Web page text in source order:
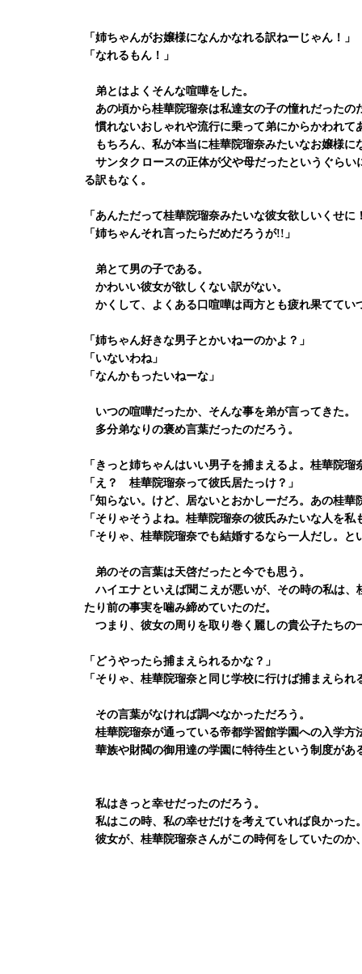
「姉ちゃんがお嬢様になんかなれる訳ねーじゃん！」
「なれるもん！」
弟とはよくそんな喧嘩をした。
あの頃から桂華院瑠奈は私達女の子の憧れだったの
慣れないおしゃれや流行に乗って弟にからかわれて
もちろん、私が本当に桂華院瑠奈みたいなお嬢様に
サンタクロースの正体が父や母だったというぐらい
る訳もなく。
「あんただって桂華院瑠奈みたいな彼女欲しいくせに
「姉ちゃんそれ言ったらだめだろうが!!」
弟とて男の子である。
かわいい彼女が欲しくない訳がない。
かくして、よくある口喧嘩は両方とも疲れ果ててい
「姉ちゃん好きな男子とかいねーのかよ？」
「いないわね」
「なんかもったいねーな」
いつの喧嘩だったか、そんな事を弟が言ってきた。
多分弟なりの褒め言葉だったのだろう。
「きっと姉ちゃんはいい男子を捕まえるよ。桂華院瑠
「え？ 桂華院瑠奈って彼氏居たっけ？」
「知らない。けど、居ないとおかしーだろ。あの桂華
「そりゃそうよね。桂華院瑠奈の彼氏みたいな人を
「そりゃ、桂華院瑠奈でも結婚するなら一人だし。
弟のその言葉は天啓だったと今でも思う。
ハイエナといえば聞こえが悪いが、その時の私は、
たり前の事実を噛み締めていたのだ。
つまり、彼女の周りを取り巻く麗しの貴公子たちの
「どうやったら捕まえられるかな？」
「そりゃ、桂華院瑠奈と同じ学校に行けば捕まえられ
その言葉がなければ調べなかっただろう。
桂華院瑠奈が通っている帝都学習館学園への入学方
華族や財閥の御用達の学園に特待生という制度があ
私はきっと幸せだったのだろう。
私はこの時、私の幸せだけを考えていれば良かった
彼女が、桂華院瑠奈さんがこの時何をしていたのか